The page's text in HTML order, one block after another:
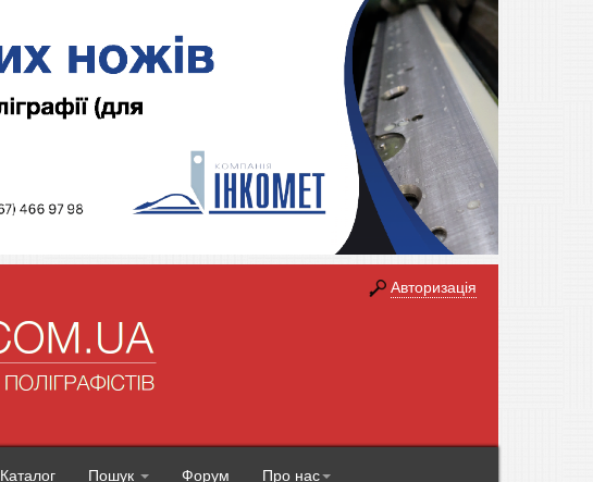
Авторизація
Каталог Пошук Форум Про нас